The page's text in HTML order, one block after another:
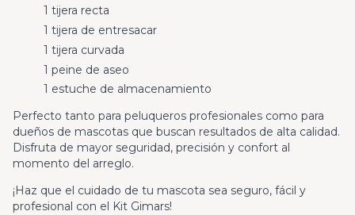
1 tijera recta
1 tijera de entresacar
1 tijera curvada
1 peine de aseo
1 estuche de almacenamiento
Perfecto tanto para peluqueros profesionales como para
dueños de mascotas que buscan resultados de alta calidad.
Disfruta de mayor seguridad, precisión y confort al
momento del arreglo.
¡Haz que el cuidado de tu mascota sea seguro, fácil y
profesional con el Kit Gimars!